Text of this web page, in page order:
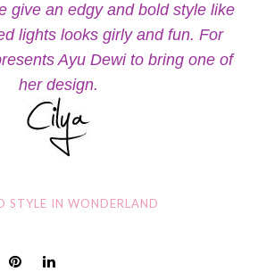
give an edgy and bold style like
lights looks girly and fun. For
Ayu Dewi to bring one of
her design.
STYLE IN WONDERLAND